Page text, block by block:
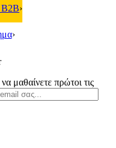
›
›
μαθαίνετε πρώτοι τις